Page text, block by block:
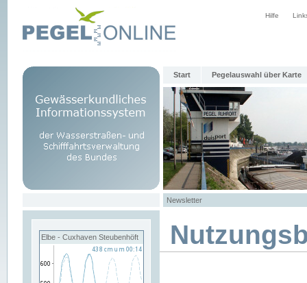
Hilfe
Start Pegelauswahl über Karte
Newsletter
Elbe - Cuxhaven Steubenhöft